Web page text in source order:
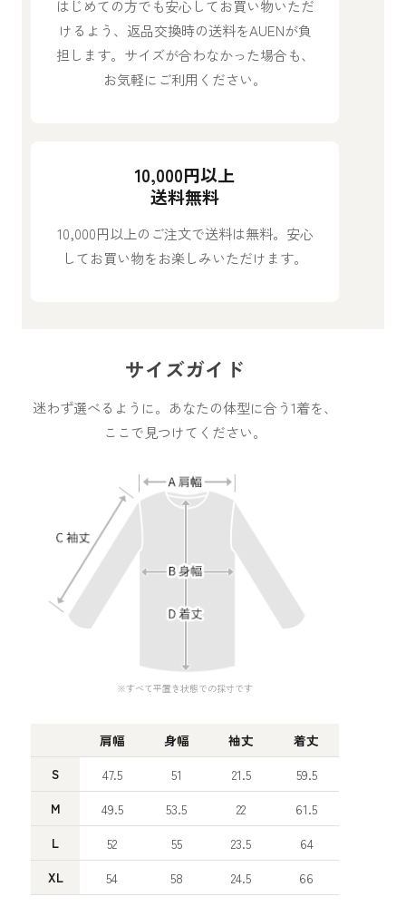
はじめての方でも安心してお買い物いただ
けるよう、返品交換時の送料をAUENが負
担します。サイズが合わなかった場合も、
お気軽にご利用ください。
10,000円以上
送料無料
10,000円以上のご注文で送料は無料。安心
してお買い物をお楽しみいただけます。
サイズガイド
迷わず選べるように。あなたの体型に合う1着を、
ここで見つけてください。
※すべて平置き状態での採寸です
肩幅 身幅 袖丈
着丈
S
47.5 51 21.5 59.5
M 49.5 53.5 22 61.5
L 52 55 23.5 64
XL 54 58 24.5 66